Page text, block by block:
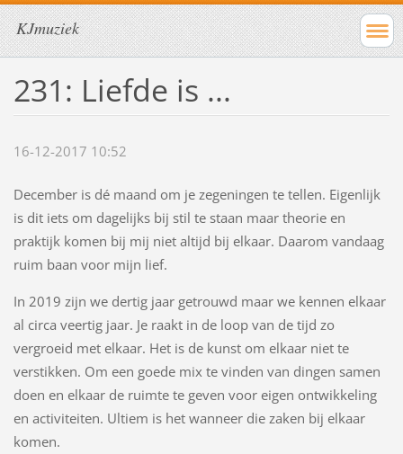
KJmuziek
231: Liefde is ...
16-12-2017 10:52
December is dé maand om je zegeningen te tellen. Eigenlijk
is dit iets om dagelijks bij stil te staan maar theorie en
praktijk komen bij mij niet altijd bij elkaar. Daarom vandaag
ruim baan voor mijn lief.
In 2019 zijn we dertig jaar getrouwd maar we kennen elkaar
al circa veertig jaar. Je raakt in de loop van de tijd zo
vergroeid met elkaar. Het is de kunst om elkaar niet te
verstikken. Om een goede mix te vinden van dingen samen
doen en elkaar de ruimte te geven voor eigen ontwikkeling
en activiteiten. Ultiem is het wanneer die zaken bij elkaar
komen.